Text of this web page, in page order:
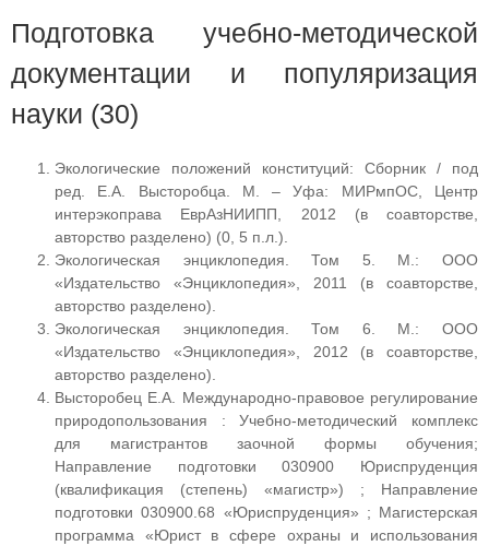
Подготовка учебно-методической
документации и популяризация
науки (30)
Экологические положений конституций: Сборник / под
ред. Е.А. Высторобца. М. – Уфа: МИРмпОС, Центр
интерэкоправа ЕврАзНИИПП, 2012 (в соавторстве,
авторство разделено) (0, 5 п.л.).
Экологическая энциклопедия. Том 5. М.: ООО
«Издательство «Энциклопедия», 2011 (в соавторстве,
авторство разделено).
Экологическая энциклопедия. Том 6. М.: ООО
«Издательство «Энциклопедия», 2012 (в соавторстве,
авторство разделено).
Высторобец Е.А. Международно-правовое регулирование
природопользования : Учебно-методический комплекс
для магистрантов заочной формы обучения;
Направление подготовки 030900 Юриспруденция
(квалификация (степень) «магистр») ; Направление
подготовки 030900.68 «Юриспруденция» ; Магистерская
программа «Юрист в сфере охраны и использования